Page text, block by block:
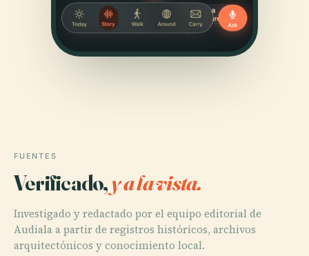
FUENTES
Verificado,y a la vista.
Investigado y redactado por el equipo editorial de
Audiala a partir de registros históricos, archivos
arquitectónicos y conocimiento local.